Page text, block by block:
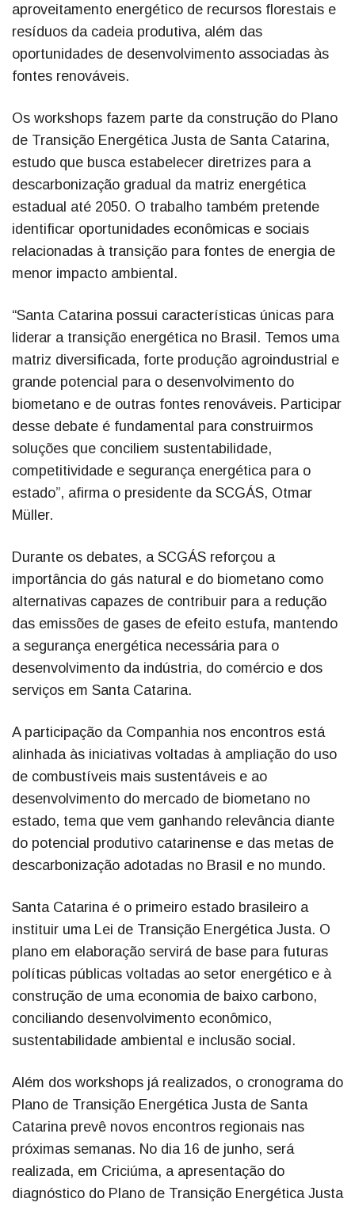
aproveitamento energético de recursos florestais e
resíduos da cadeia produtiva, além das
oportunidades de desenvolvimento associadas às
fontes renováveis.
Os workshops fazem parte da construção do Plano
de Transição Energética Justa de Santa Catarina,
estudo que busca estabelecer diretrizes para a
descarbonização gradual da matriz energética
estadual até 2050. O trabalho também pretende
identificar oportunidades econômicas e sociais
relacionadas à transição para fontes de energia de
menor impacto ambiental.
“Santa Catarina possui características únicas para
liderar a transição energética no Brasil. Temos uma
matriz diversificada, forte produção agroindustrial e
grande potencial para o desenvolvimento do
biometano e de outras fontes renováveis. Participar
desse debate é fundamental para construirmos
soluções que conciliem sustentabilidade,
competitividade e segurança energética para o
estado”, afirma o presidente da SCGÁS, Otmar
Müller.
Durante os debates, a SCGÁS reforçou a
importância do gás natural e do biometano como
alternativas capazes de contribuir para a redução
das emissões de gases de efeito estufa, mantendo
a segurança energética necessária para o
desenvolvimento da indústria, do comércio e dos
serviços em Santa Catarina.
A participação da Companhia nos encontros está
alinhada às iniciativas voltadas à ampliação do uso
de combustíveis mais sustentáveis e ao
desenvolvimento do mercado de biometano no
estado, tema que vem ganhando relevância diante
do potencial produtivo catarinense e das metas de
descarbonização adotadas no Brasil e no mundo.
Santa Catarina é o primeiro estado brasileiro a
instituir uma Lei de Transição Energética Justa. O
plano em elaboração servirá de base para futuras
políticas públicas voltadas ao setor energético e à
construção de uma economia de baixo carbono,
conciliando desenvolvimento econômico,
sustentabilidade ambiental e inclusão social.
Além dos workshops já realizados, o cronograma do
Plano de Transição Energética Justa de Santa
Catarina prevê novos encontros regionais nas
próximas semanas. No dia 16 de junho, será
realizada, em Criciúma, a apresentação do
diagnóstico do Plano de Transição Energética Justa